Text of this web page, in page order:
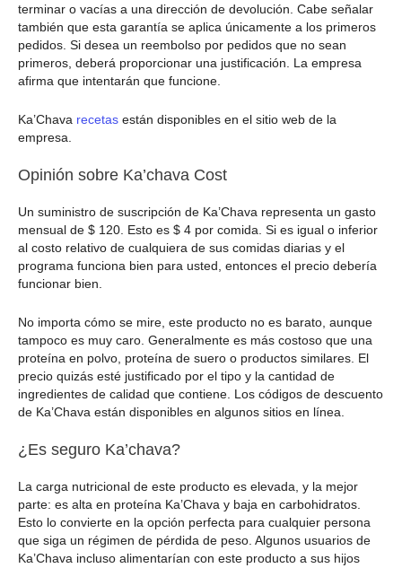
terminar o vacías a una dirección de devolución. Cabe señalar
también que esta garantía se aplica únicamente a los primeros
pedidos. Si desea un reembolso por pedidos que no sean
primeros, deberá proporcionar una justificación. La empresa
afirma que intentarán que funcione.
Ka’Chava recetas están disponibles en el sitio web de la
empresa.
Opinión sobre Ka’chava Cost
Un suministro de suscripción de Ka’Chava representa un gasto
mensual de $ 120. Esto es $ 4 por comida. Si es igual o inferior
al costo relativo de cualquiera de sus comidas diarias y el
programa funciona bien para usted, entonces el precio debería
funcionar bien.
No importa cómo se mire, este producto no es barato, aunque
tampoco es muy caro. Generalmente es más costoso que una
proteína en polvo, proteína de suero o productos similares. El
precio quizás esté justificado por el tipo y la cantidad de
ingredientes de calidad que contiene. Los códigos de descuento
de Ka’Chava están disponibles en algunos sitios en línea.
¿Es seguro Ka’chava?
La carga nutricional de este producto es elevada, y la mejor
parte: es alta en proteína Ka’Chava y baja en carbohidratos.
Esto lo convierte en la opción perfecta para cualquier persona
que siga un régimen de pérdida de peso. Algunos usuarios de
Ka’Chava incluso alimentarían con este producto a sus hijos